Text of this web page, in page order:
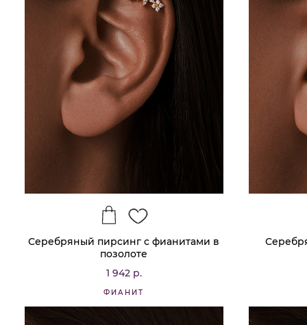
Серебряный пирсинг с фианитами в
позолоте
1 942 р.
ФИАНИТ